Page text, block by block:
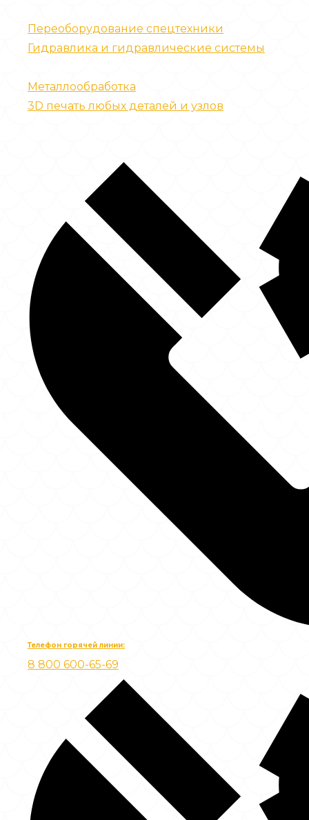
Переоборудование спецтехники
Гидравлика и гидравлические системы
Металлообработка
3D печать любых деталей и узлов
Телефон горячей линии:
8 800 600-65-69